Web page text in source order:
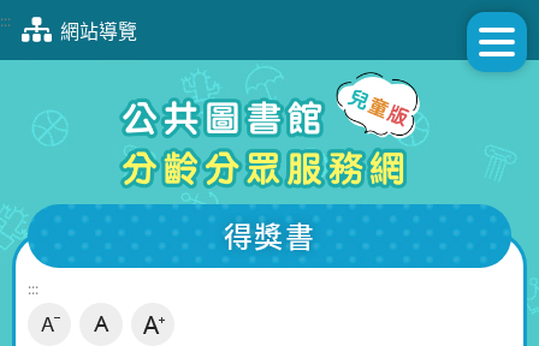
跳
塊
::: 網站導覽
得獎書
:::